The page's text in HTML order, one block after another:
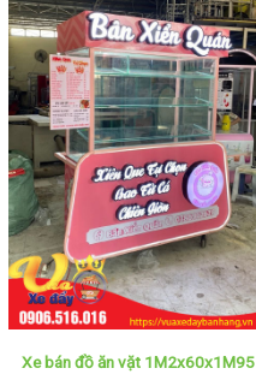
Xe bán đồ ăn vặt 1M2x60x1M95